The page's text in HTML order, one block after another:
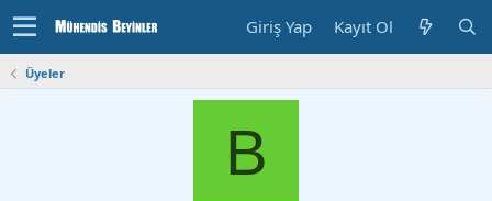
Giriş Yap Kayıt Ol
Üyeler
B